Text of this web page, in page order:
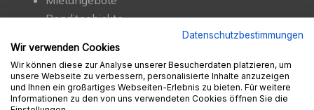
Renditeobjekte
Datenschutzbestimmungen
Wir verwenden Cookies
Wir können diese zur Analyse unserer Besucherdaten platzieren, um
unsere Webseite zu verbessern, personalisierte Inhalte anzuzeigen
und Ihnen ein großartiges Webseiten-Erlebnis zu bieten. Für weitere
Informationen zu den von uns verwendeten Cookies öffnen Sie die